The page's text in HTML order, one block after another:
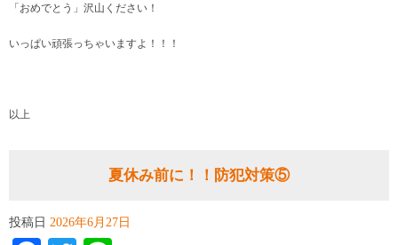
「おめでとう」沢山ください！
いっぱい頑張っちゃいますよ！！！
以上
夏休み前に！！防犯対策⑤
投稿日 2026年6月27日